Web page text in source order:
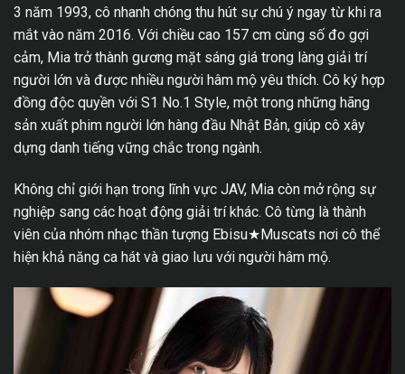
3 năm 1993, cô nhanh chóng thu hút sự chú ý ngay từ khi ra
mắt vào năm 2016. Với chiều cao 157 cm cùng số đo gợi
cảm, Mia trở thành gương mặt sáng giá trong làng giải trí
người lớn và được nhiều người hâm mộ yêu thích. Cô ký hợp
đồng độc quyền với S1 No.1 Style, một trong những hãng
sản xuất phim người lớn hàng đầu Nhật Bản, giúp cô xây
dựng danh tiếng vững chắc trong ngành.
Không chỉ giới hạn trong lĩnh vực JAV, Mia còn mở rộng sự
nghiệp sang các hoạt động giải trí khác. Cô từng là thành
viên của nhóm nhạc thần tượng Ebisu★Muscats nơi cô thể
hiện khả năng ca hát và giao lưu với người hâm mộ.